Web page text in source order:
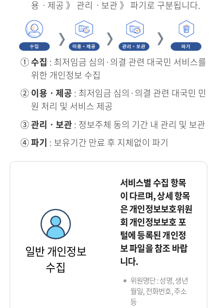
용ㆍ제공 》 관리ㆍ보관 》 파기로 구분됩니다.
①수집 : 최저임금 심의·의결 관련 대국민 서비스를
위한 개인정보 수집
② 이용ㆍ제공 : 최저임금 심의·의결 관련 대국민 민
원 처리 및 서비스 제공
③관리ㆍ보관 : 정보주체 동의 기간 내 관리 및 보관
④파기 : 보유기간 만료 후 지체없이 파기
일반 개인정보
수집
서비스별 수집 항목
이 다르며, 상세 항목
은 개인정보보호위원
회 개인정보보호 포
털에 등록된 개인정
보 파일을 참조 바랍
니다.
위원명단 : 성명, 생년
월일, 전화번호, 주소
등